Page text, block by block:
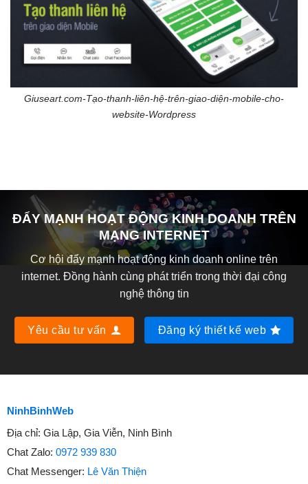
Giuseart.com-Tạo-thanh-liên-hệ-trên-giao-diện-mobile-cho-
website-Wordpress
ĐẨY MẠNH HOẠT ĐỘNG KINH DOANH TRÊN
MẠNG INTERNET
Cơ hội đẩy mạnh hoạt động kinh doanh online trên
internet. Đồng hành cùng phát triển trong thời đại công
nghệ thông tin
Yêu cầu tư vấn Đăng ký thiết kế web
NinhBinhWeb
Địa chỉ: Gia Lập, Gia Viễn, Ninh Bình
Chat Zalo: 0972 939 830
Chat Messenger: Lê Văn Thiện